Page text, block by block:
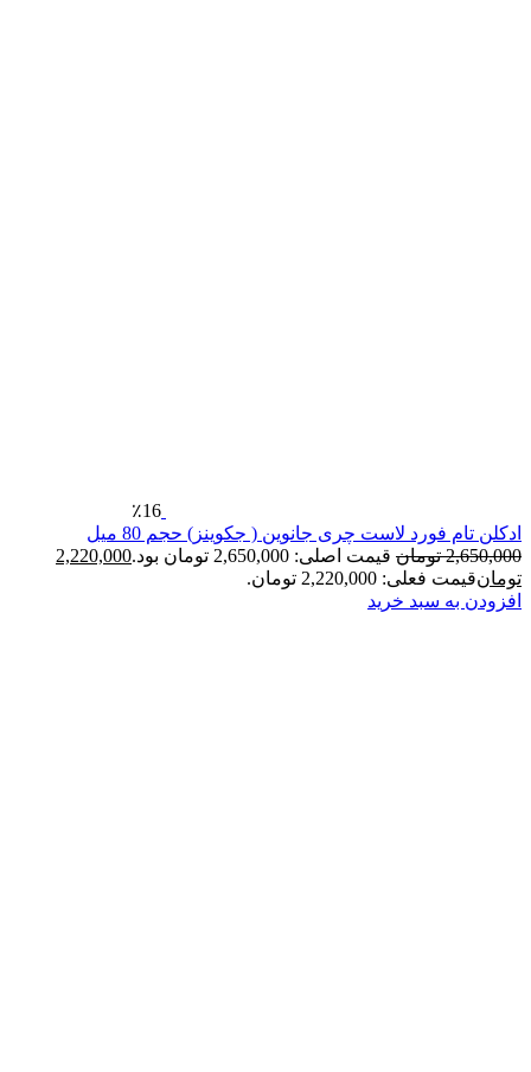
فورد لاست چری جانوین ( جکوینز) حجم 80 میل
تومان قیمت اصلی: 2,650,000 تومان بود.
2,220,000
2,220,000 تومان.
سبد خرید